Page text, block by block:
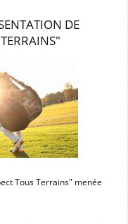
DE
Tous Terrains" menée